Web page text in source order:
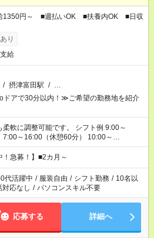
1350円～ ■週払いOK ■扶養内OK ■日収
り
給
/ 摂津富田駅 / …
ドアで30分以内！≫ご希望の勤務地を紹介
整可能です。 シフト例 9:00～
7:00～16:00（休憩60分） 10:00～
もう1つのお仕事の勤務時間の合計が 週40
！急募！】■2カ月～
代活躍中 / 服装自由 / シフト勤務 / 10名以
対応なし / パソコンスキル不要
応募する 詳細へ